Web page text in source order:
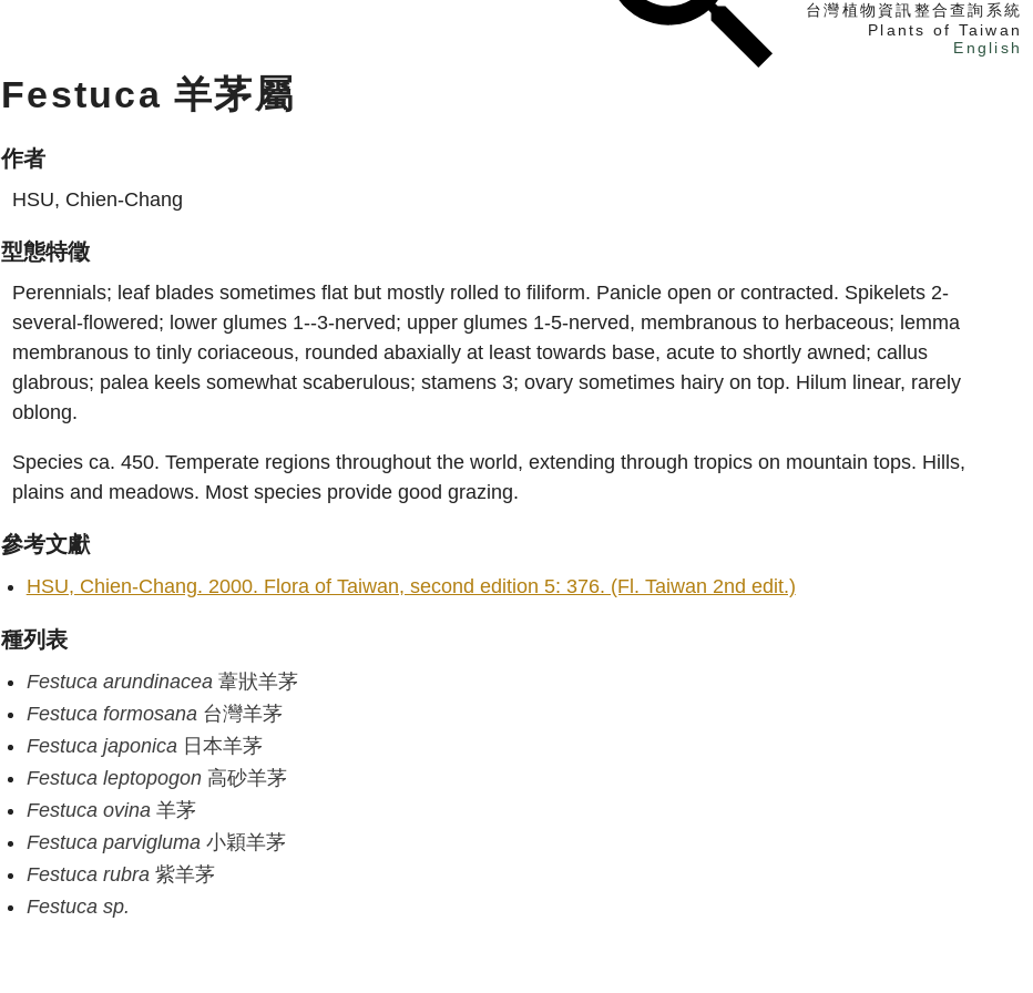
台灣植物資訊整合查詢系統
Plants of Taiwan
English
Festuca 羊茅屬
作者
HSU, Chien-Chang
型態特徵
Perennials; leaf blades sometimes flat but mostly rolled to filiform. Panicle open or contracted. Spikelets 2-
several-flowered; lower glumes 1--3-nerved; upper glumes 1-5-nerved, membranous to herbaceous; lemma
membranous to tinly coriaceous, rounded abaxially at least towards base, acute to shortly awned; callus
glabrous; palea keels somewhat scaberulous; stamens 3; ovary sometimes hairy on top. Hilum linear, rarely
oblong.
Species ca. 450. Temperate regions throughout the world, extending through tropics on mountain tops. Hills,
plains and meadows. Most species provide good grazing.
參考文獻
HSU, Chien-Chang. 2000. Flora of Taiwan, second edition 5: 376. (Fl. Taiwan 2nd edit.)
種列表
Festuca arundinacea 葦狀羊茅
Festuca formosana 台灣羊茅
Festuca japonica 日本羊茅
Festuca leptopogon 高砂羊茅
Festuca ovina 羊茅
Festuca parvigluma 小穎羊茅
Festuca rubra 紫羊茅
Festuca sp.